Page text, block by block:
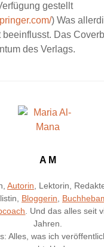
gestellt
) Was
beeinflusst. Das
des Verlags.
A M
Autorin , Lektorin,
Bloggerin
. Und das alles seit
Jahren.
Alles, was ich